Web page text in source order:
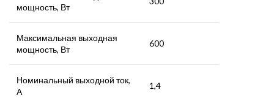
мощность, Вт
Максимальная выходная
мощность, Вт
600
Номинальный выходной ток,
А
1,4